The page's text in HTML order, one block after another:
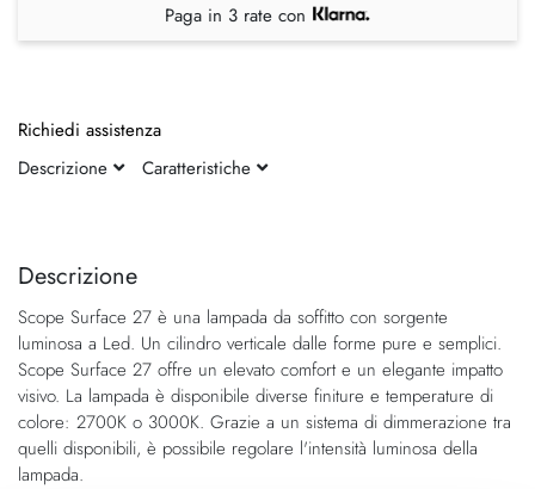
fine
galleria
di
immagini
della
di
immagini
Descrizione
Scope Surface 27 è una lampada da soffitto con sorgente
luminosa a Led. Un cilindro verticale dalle forme pure e semplici.
Scope Surface 27 offre un elevato comfort e un elegante impatto
visivo. La lampada è disponibile diverse finiture e temperature di
colore: 2700K o 3000K. Grazie a un sistema di dimmerazione tra
quelli disponibili, è possibile regolare l'intensità luminosa della
lampada.
Paga in 3 rate con
Richiedi assistenza
Descrizione
Caratteristiche